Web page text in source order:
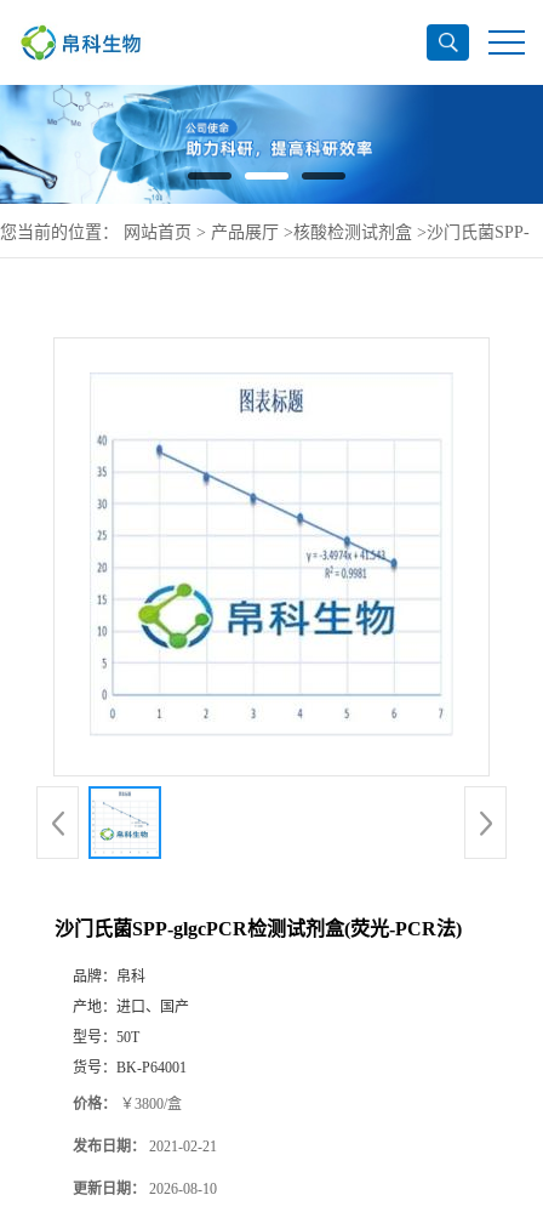
您当前的位置： 网站首页 > 产品展厅 >核酸检测试剂盒 >沙门氏菌SPP-
沙门氏菌SPP-glgcPCR检测试剂盒(荧光-PCR法)
品牌： 帛科
产地： 进口、国产
型号： 50T
货号： BK-P64001
价格： ￥3800/盒
发布日期： 2021-02-21
更新日期： 2026-08-10